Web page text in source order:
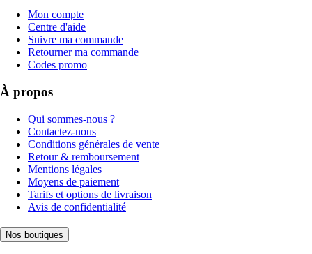
Mon compte
Centre d'aide
Suivre ma commande
Retourner ma commande
Codes promo
À propos
Qui sommes-nous ?
Contactez-nous
Conditions générales de vente
Retour & remboursement
Mentions légales
Moyens de paiement
Tarifs et options de livraison
Avis de confidentialité
Nos boutiques